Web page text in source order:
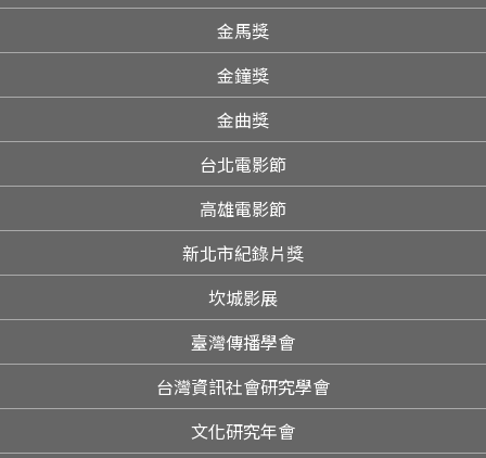
金馬獎
金鐘獎
金曲獎
台北電影節
高雄電影節
新北市紀錄片獎
坎城影展
臺灣傳播學會
台灣資訊社會研究學會
文化研究年會